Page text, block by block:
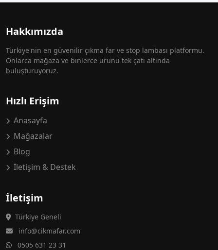
Hakkımızda
Türkiye'nin en güvenilir çıkma far ve stop lambası platformu.
Onlarca mağaza ve binlerce ürünü tek çatı altında
buluşturuyoruz.
Hızlı Erişim
Anasayfa
Mağazalar
Blog
İletişim & Destek
İletişim
Türkiye Geneli
info@cikmafar.com
0505 631 23 31